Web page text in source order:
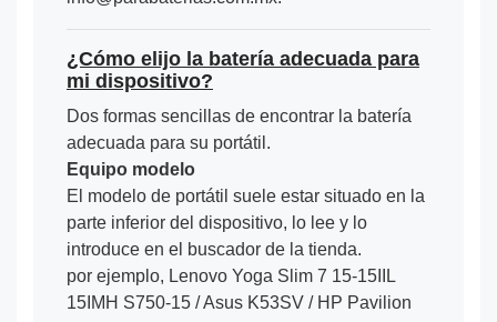
¿Cómo elijo la batería adecuada para
mi dispositivo?
Dos formas sencillas de encontrar la batería
adecuada para su portátil.
Equipo modelo
El modelo de portátil suele estar situado en la
parte inferior del dispositivo, lo lee y lo
introduce en el buscador de la tienda.
por ejemplo, Lenovo Yoga Slim 7 15-15IIL
15IMH S750-15 / Asus K53SV / HP Pavilion